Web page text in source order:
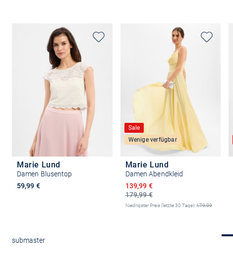
Marie Lund
Damen Blusentop
59,99 €
Größe auswählen
Sale
Wenige verfügbar
Marie Lund
Damen Abendkleid
179,99 €
Ermäßigter Preis
139,99 €
Niedrigster Preis (letzte 30 Tage):179,99
submaster